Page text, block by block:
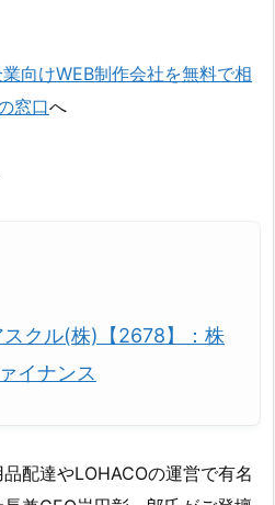
向けWEB制作会社を無料で相
窓口へ
スクル(株)【2678】：株
イナンス
配達やLOHACOの運営で有名